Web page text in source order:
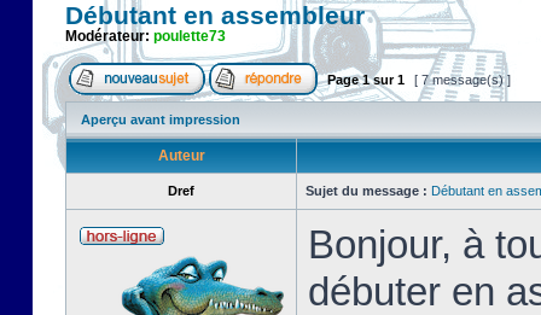
Débutant en assembleur
Modérateur: poulette73
Page1sur1 [ 7 message(s) ]
Aperçu avant impression
Auteur
Dref Sujet du message : Débutant en
Bonjour, à
débuter en